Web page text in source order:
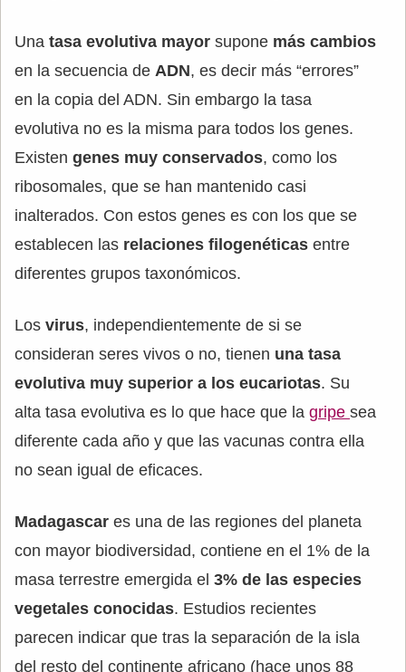
Una tasa evolutiva mayor supone más cambios
en la secuencia de ADN, es decir más “errores”
en la copia del ADN. Sin embargo la tasa
evolutiva no es la misma para todos los genes.
Existen genes muy conservados, como los
ribosomales, que se han mantenido casi
inalterados. Con estos genes es con los que se
establecen las relaciones filogenéticas entre
diferentes grupos taxonómicos.
Los virus, independientemente de si se
consideran seres vivos o no, tienen una tasa
evolutiva muy superior a los eucariotas. Su
alta tasa evolutiva es lo que hace que la gripe sea
diferente cada año y que las vacunas contra ella
no sean igual de eficaces.
Madagascar es una de las regiones del planeta
con mayor biodiversidad, contiene en el 1% de la
masa terrestre emergida el 3% de las especies
vegetales conocidas. Estudios recientes
parecen indicar que tras la separación de la isla
del resto del continente africano (hace unos 88